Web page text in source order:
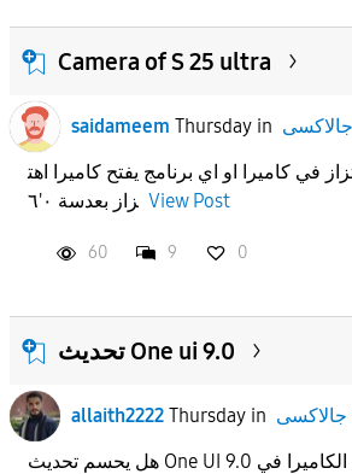
Camera of S 25 ultra
saidameem Thursdayin
في كاميرا او اي برنامج يفتح كاميرا اهت
زاز بعدسة ٠'٦ View Post
60 9 0
تحديث One ui 9.0
allaith2222 Thursdayin
هل يحسم تحديث One UI 9.0 ملف الكاميرا في S23 Ultra؟تسا